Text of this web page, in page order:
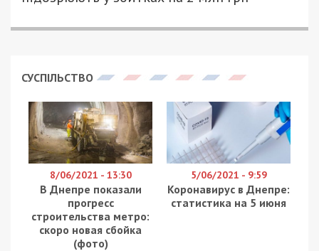
СУСПІЛЬСТВО
8/06/2021 - 13:30
В Днепре показали
прогресс
строительства метро:
скоро новая сбойка
(фото)
5/06/2021 - 9:59
Коронавирус в Днепре:
статистика на 5 июня